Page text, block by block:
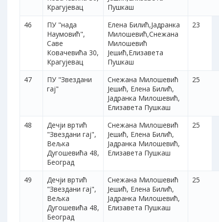
Крагујевац
Пушкаш
46
ПУ "нада
Наумовић",
Саве
Ковачевића 30,
Крагујевац
Елена Билић,Јадранка
Милошевић,Снежана
Милошевић
Јешић,Елизавета
Пушкаш
23
47
ПУ "Звездани
гај"
Снежана Милошевић
Јешић, Елена Билић,
Јадранка Милошевић,
Елизавета Пушкаш
25
48
Дечји вртић
"Звездани гај",
Вељка
Дугошевића 48,
Београд
Снежана Милошевић
Јешић, Елена Билић,
Јадранка Милошевић,
Елизавета Пушкаш
25
49
Дечји вртић
"Звездани гај",
Вељка
Дугошевића 48,
Београд
Снежана Милошевић
Јешић, Елена Билић,
Јадранка Милошевић,
Елизавета Пушкаш
25